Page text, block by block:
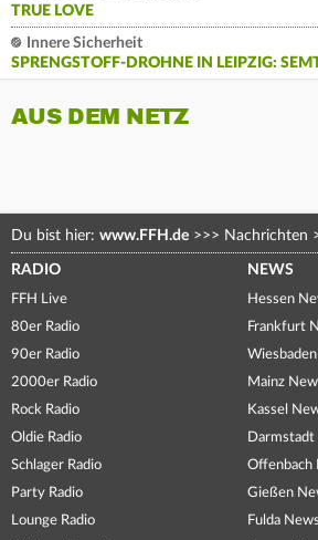
TRUE LOVE
Innere Sicherheit
SPRENGSTOFF-DROHNE IN LEIPZIG:
AUS DEM NETZ
Du bist hier: www.FFH.de >>> Nachrichten
RADIO
FFH Live
80er Radio
90er Radio
2000er Radio
Rock Radio
Oldie Radio
Schlager Radio
Party Radio
Lounge Radio
NEWS
Hessen
Frankfurt
Mainz
Kassel
Darmstadt
Offenbach
Gießen
Fulda News